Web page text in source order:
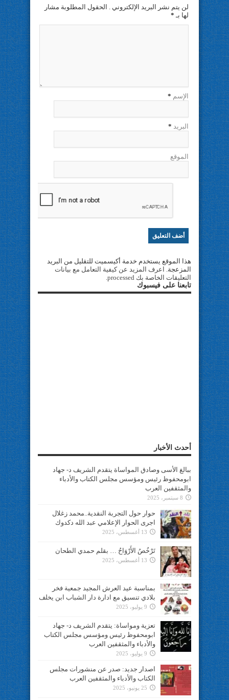
لن يتم نشر البريد الإلكتروني . الحقول المطلوبة مشار
لها بـ *
الإسم *
البريد *
الموقع
هذا الموقع يستخدم خدمة أكيسميت للتقليل من البريد
المزعجة. اعرف المزيد عن كيفية التعامل مع بيانات
التعليقات الخاصة بك processed
.
تابعنا على فيسبوك
أحدث الأخبار
ببالغ الأسى وصادق المواساة يتقدم الشريف د- جهاد
ابومحفوظ رئيس ومؤسس مجلس الكتاب والأدباء
والمثقفين العرب
8 سبتمبر، 2025
حوار حول التجربة النقدية..محمد زغلال
اجرى الحوار الإعلامي عبد الله دكدوك
13 أغسطس، 2025
تَرْخُصُ الأَرْوَاحُ … بقلم حمدي الطحان
13 أغسطس، 2025
بمناسبة عيد العرش المجيد جمعية فخر
بلادي تنسيق مع ادارة دار الشباب ابن يخلف
9 يوليو، 2025
تعزية ومواساة: يتقدم الشريف د- جهاد
ابومحفوظ رئيس ومؤسس مجلس الكتاب
والأدباء والمثقفين العرب
9 يوليو، 2025
اصدار جديد: صدر عن منشورات مجلس
الكتاب والأدباء والمثقفين العرب
25 يونيو، 2025